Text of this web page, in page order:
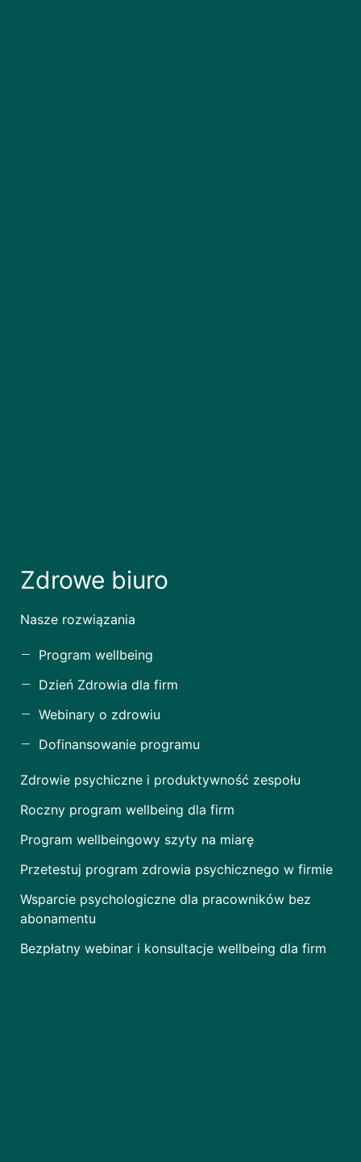
Zdrowe biuro
Nasze rozwiązania
Program wellbeing
Dzień Zdrowia dla firm
Webinary o zdrowiu
Dofinansowanie programu
Zdrowie psychiczne i produktywność zespołu
Roczny program wellbeing dla firm
Program wellbeingowy szyty na miarę
Przetestuj program zdrowia psychicznego w firmie
Wsparcie psychologiczne dla pracowników bez
abonamentu
Bezpłatny webinar i konsultacje wellbeing dla firm